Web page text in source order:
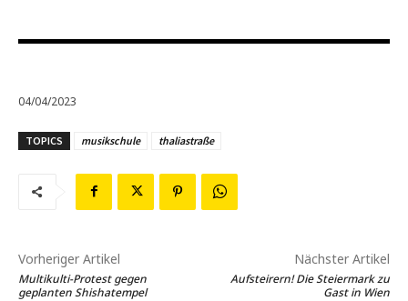
04/04/2023
TOPICS musikschule thaliastraße
Vorheriger Artikel
Multikulti-Protest gegen
geplanten Shishatempel
Nächster Artikel
Aufsteirern! Die Steiermark zu
Gast in Wien